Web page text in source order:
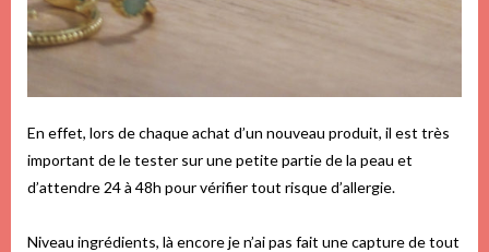
En effet, lors de chaque achat d’un nouveau produit, il est très
important de le tester sur une petite partie de la peau et
d’attendre 24 à 48h pour vérifier tout risque d’allergie.
Niveau ingrédients, là encore je n’ai pas fait une capture de tout